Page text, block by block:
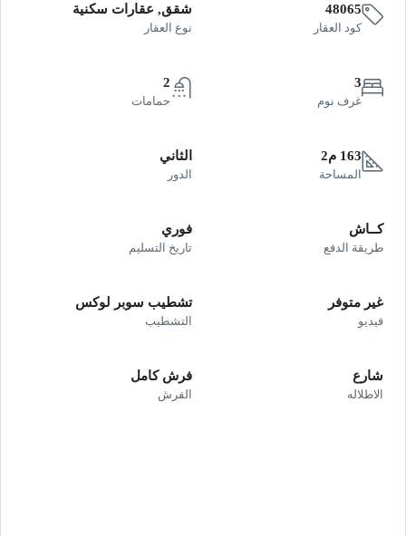
48065
كود العقار
شقق, عقارات سكنية
نوع العقار
3
غرف نوم
2
حمامات
163 م2
المساحة
الثاني
الدور
كــاش
طريقة الدفع
فوري
تاريخ التسليم
غير متوفر
فيديو
تشطيب سوبر لوكس
التشطيب
شارع
الاطلاله
فرش كامل
الفرش